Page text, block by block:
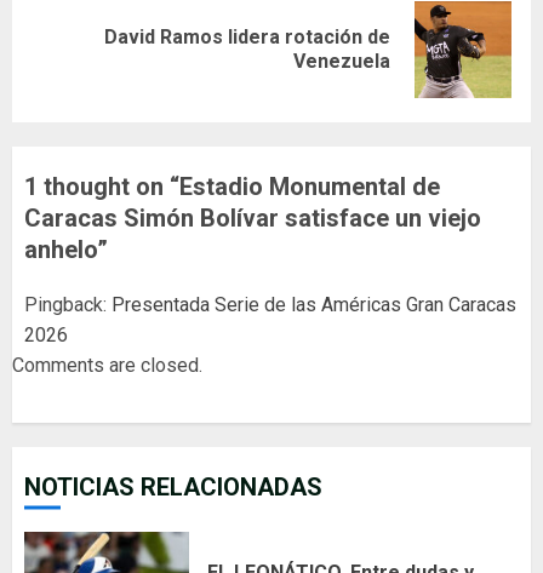
David Ramos lidera rotación de
Venezuela
1 thought on “Estadio Monumental de
Caracas Simón Bolívar satisface un viejo
anhelo”
Pingback: Presentada Serie de las Américas Gran Caracas
2026
Comments are closed.
NOTICIAS RELACIONADAS